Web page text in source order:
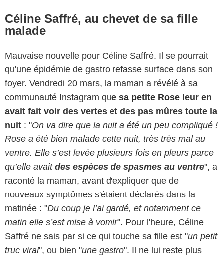
Céline Saffré, au chevet de sa fille
malade
Mauvaise nouvelle pour Céline Saffré. Il se pourrait
qu'une épidémie de gastro refasse surface dans son
foyer. Vendredi 20 mars, la maman a révélé à sa
communauté Instagram que sa petite Rose leur en
avait fait voir des vertes et des pas mûres toute la
nuit : "On va dire que la nuit a été un peu compliqué !
Rose a été bien malade cette nuit, très très mal au
ventre. Elle s’est levée plusieurs fois en pleurs parce
qu’elle avait des espèces de spasmes au ventre", a
raconté la maman, avant d'expliquer que de
nouveaux symptômes s'étaient déclarés dans la
matinée : "Du coup je l’ai gardé, et notamment ce
matin elle s’est mise à vomir". Pour l'heure, Céline
Saffré ne sais par si ce qui touche sa fille est "un petit
truc viral", ou bien "une gastro". Il ne lui reste plus